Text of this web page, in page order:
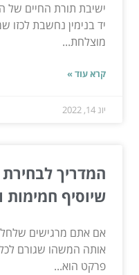
ישיבת תורת החיים של
יד בנימין נחשבת לכזו
מוצלחת...
קרא עוד »
יונ 14, 2022
המדריך
שיוסיף חמימות
אם אתם מרגישים
אותה המשהו שגורם
פרקט הוא...